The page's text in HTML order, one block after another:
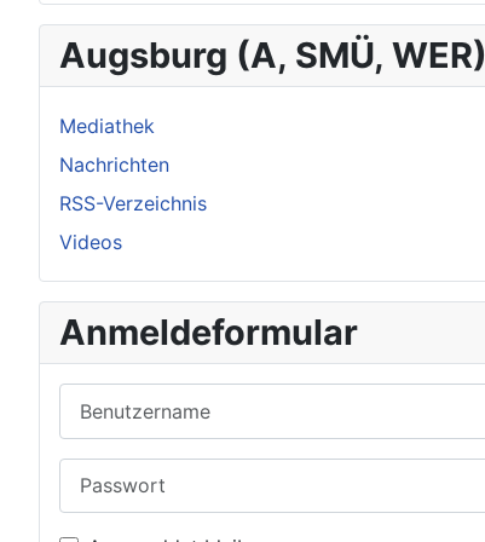
Augsburg (A, SMÜ, WER)
Mediathek
Nachrichten
RSS-Verzeichnis
Videos
Anmeldeformular